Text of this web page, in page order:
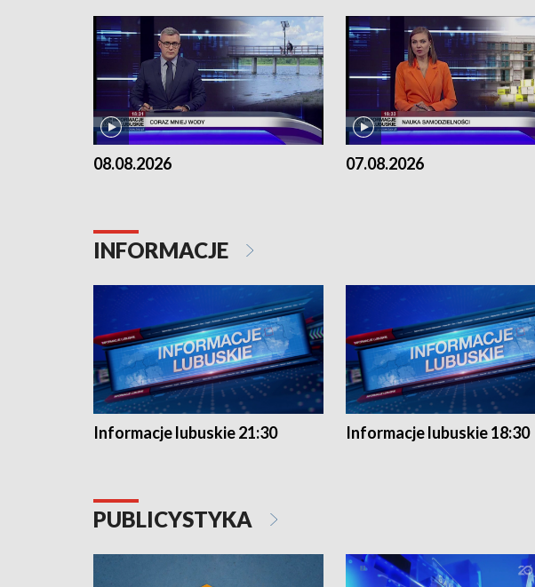
08.08.2026 07.08.2026
INFORMACJE
Informacje lubuskie 21:30 Informacje lubuskie 18:30
PUBLICYSTYKA